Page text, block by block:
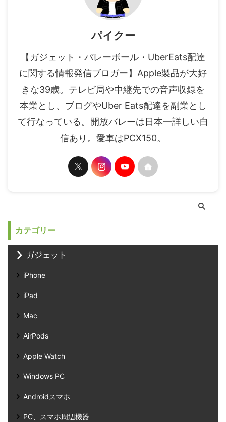
パイクー
【ガジェット・バレーボール・UberEats配達
に関する情報発信ブロガー】Apple製品が大好
きな39歳。テレビ局や中継先での音声収録を
本業とし、ブログやUber Eats配達を副業とし
て行なっている。開放バレーは日本一詳しい自
信あり。愛車はPCX150。
カテゴリー
ガジェット
iPhone
iPad
Mac
AirPods
Apple Watch
Windows PC
Androidスマホ
PC、スマホ周辺機器